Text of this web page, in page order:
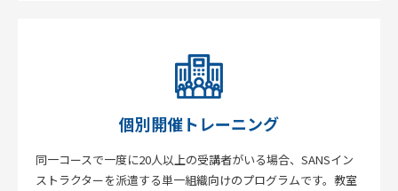
個別開催トレーニング
同一コースで一度に20人以上の受講者がいる場合、SANSイン
ストラクターを派遣する単一組織向けのプログラムです。教室